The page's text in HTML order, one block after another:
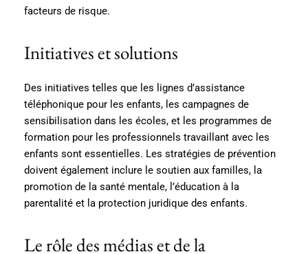
facteurs de risque.
Initiatives et solutions
Des initiatives telles que les lignes d’assistance
téléphonique pour les enfants, les campagnes de
sensibilisation dans les écoles, et les programmes de
formation pour les professionnels travaillant avec les
enfants sont essentielles. Les stratégies de prévention
doivent également inclure le soutien aux familles, la
promotion de la santé mentale, l’éducation à la
parentalité et la protection juridique des enfants.
Le rôle des médias et de la